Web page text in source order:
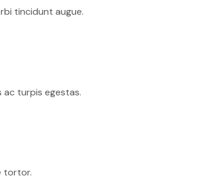
tincidunt augue.
ac turpis egestas.
tortor.